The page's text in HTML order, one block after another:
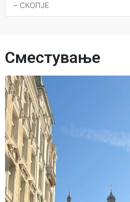
– СКОПЈЕ
Сместување